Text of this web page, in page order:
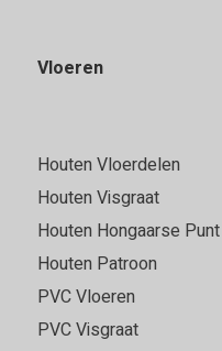
Vloeren
Houten Vloerdelen
Houten Visgraat
Houten Hongaarse Punt
Houten Patroon
PVC Vloeren
PVC Visgraat